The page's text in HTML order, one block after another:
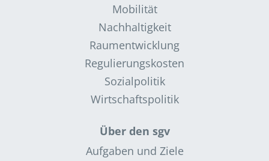
Mobilität
Nachhaltigkeit
Raumentwicklung
Regulierungskosten
Sozialpolitik
Wirtschaftspolitik
Über den sgv
Aufgaben und Ziele